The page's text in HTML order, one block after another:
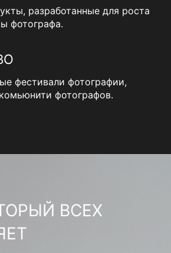
разработанные для роста
фотографа.
фестивали фотографии,
фотографов.
ВСЕХ